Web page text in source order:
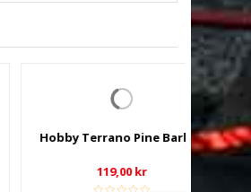
Hobby Terrano Pine Bark 8L
119,00 kr